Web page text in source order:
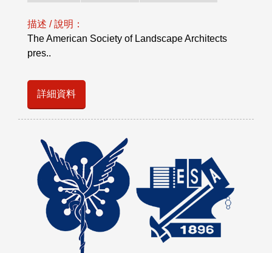
描述 / 說明：
The American Society of Landscape Architects
pres..
詳細資料